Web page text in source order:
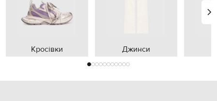
Кросівки Джинси